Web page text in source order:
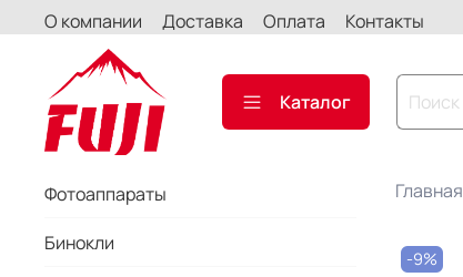
О компании Доставка Оплата Контакты
Каталог
Главная
-9%
Фотоаппараты
Бинокли